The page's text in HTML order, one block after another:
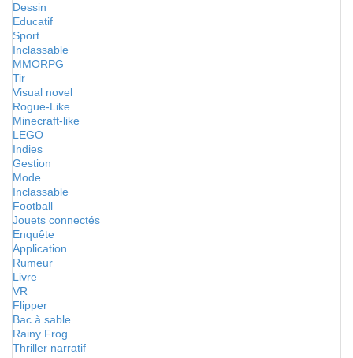
Dessin
Educatif
Sport
Inclassable
MMORPG
Tir
Visual novel
Rogue-Like
Minecraft-like
LEGO
Indies
Gestion
Mode
Inclassable
Football
Jouets connectés
Enquête
Application
Rumeur
Livre
VR
Flipper
Bac à sable
Rainy Frog
Thriller narratif